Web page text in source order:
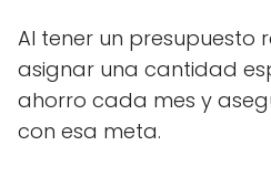
Al tener un presupuesto
asignar una cantidad
ahorro cada mes y
con esa meta.